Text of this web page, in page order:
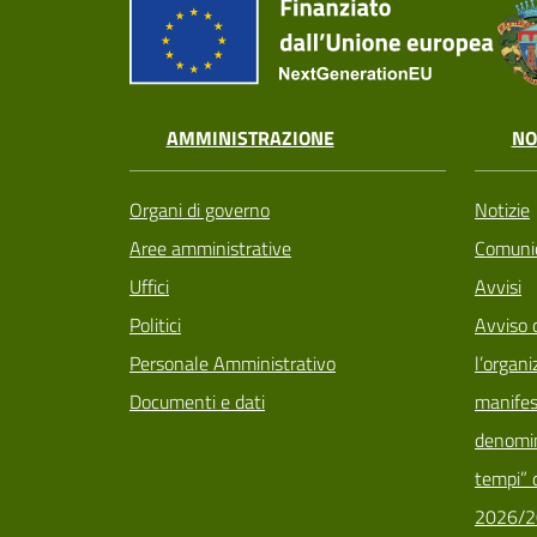
AMMINISTRAZIONE
Organi di governo
Aree amministrative
Uffici
Politici
Personale Amministrativo
Documenti e dati
Notizie
Avvisi
Avviso
tempi”
2026/